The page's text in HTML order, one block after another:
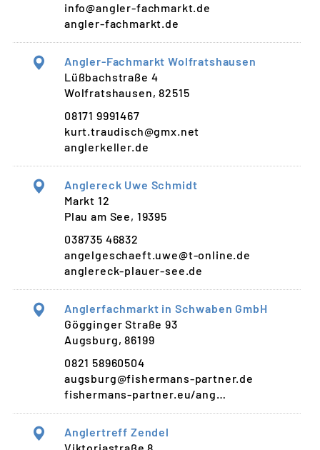
info@angler-fachmarkt.de
angler-fachmarkt.de
Angler-Fachmarkt Wolfratshausen
Lüßbachstraße 4
Wolfratshausen, 82515
08171 9991467
kurt.traudisch@gmx.net
anglerkeller.de
Anglereck Uwe Schmidt
Markt 12
Plau am See, 19395
038735 46832
angelgeschaeft.uwe@t-online.de
anglereck-plauer-see.de
Anglerfachmarkt in Schwaben GmbH
Gögginger Straße 93
Augsburg, 86199
0821 58960504
augsburg@fishermans-partner.de
fishermans-partner.eu/ang…
Anglertreff Zendel